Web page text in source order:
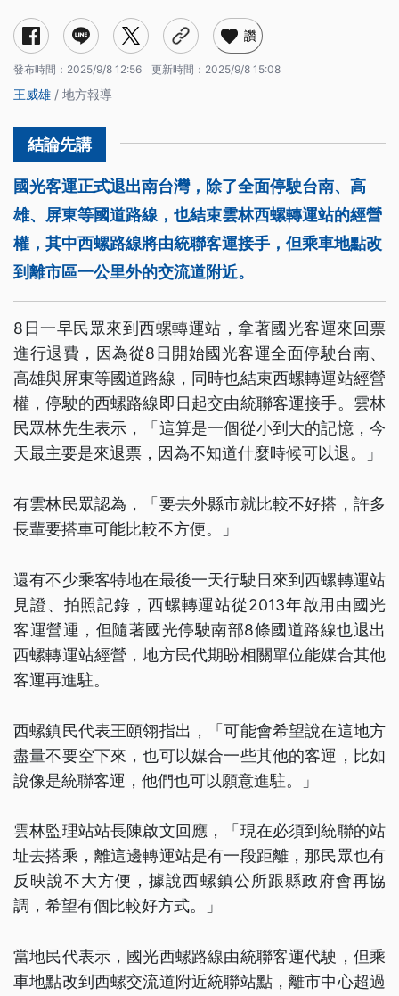
讚
發布時間： 2025/9/8 12:56 更新時間： 2025/9/8 15:08
王威雄 / 地方報導
國光客運正式退出南台灣，除了全面停駛台南、高
雄、屏東等國道路線，也結束雲林西螺轉運站的經營
權，其中西螺路線將由統聯客運接手，但乘車地點改
到離市區一公里外的交流道附近。
8日一早民眾來到西螺轉運站，拿著國光客運來回票
進行退費，因為從8日開始國光客運全面停駛台南、
高雄與屏東等國道路線，同時也結束西螺轉運站經營
權，停駛的西螺路線即日起交由統聯客運接手。雲林
民眾林先生表示，「這算是一個從小到大的記憶，今
天最主要是來退票，因為不知道什麼時候可以退。」
有雲林民眾認為，「要去外縣市就比較不好搭，許多
長輩要搭車可能比較不方便。」
還有不少乘客特地在最後一天行駛日來到西螺轉運站
見證、拍照記錄，西螺轉運站從2013年啟用由國光
客運營運，但隨著國光停駛南部8條國道路線也退出
西螺轉運站經營，地方民代期盼相關單位能媒合其他
客運再進駐。
西螺鎮民代表王頤翎指出，「可能會希望說在這地方
盡量不要空下來，也可以媒合一些其他的客運，比如
說像是統聯客運，他們也可以願意進駐。」
雲林監理站站長陳啟文回應，「現在必須到統聯的站
址去搭乘，離這邊轉運站是有一段距離，那民眾也有
反映說不大方便，據說西螺鎮公所跟縣政府會再協
調，希望有個比較好方式。」
當地民代表示，國光西螺路線由統聯客運代駛，但乘
車地點改到西螺交流道附近統聯站點，離市中心超過